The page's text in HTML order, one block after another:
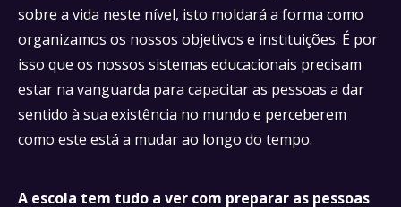
sobre a vida neste nível, isto moldará a forma como
organizamos os nossos objetivos e instituições. É por
isso que os nossos sistemas educacionais precisam
estar na vanguarda para capacitar as pessoas a dar
sentido à sua existência no mundo e perceberem
como este está a mudar ao longo do tempo.
A escola tem tudo a ver com preparar as pessoas